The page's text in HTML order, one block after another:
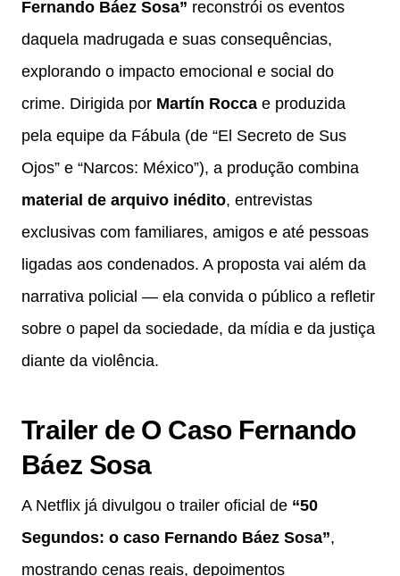
Fernando Báez Sosa” reconstrói os eventos
daquela madrugada e suas consequências,
explorando o impacto emocional e social do
crime. Dirigida por Martín Rocca e produzida
pela equipe da Fábula (de “El Secreto de Sus
Ojos” e “Narcos: México”), a produção combina
material de arquivo inédito, entrevistas
exclusivas com familiares, amigos e até pessoas
ligadas aos condenados. A proposta vai além da
narrativa policial — ela convida o público a refletir
sobre o papel da sociedade, da mídia e da justiça
diante da violência.
Trailer de O Caso Fernando
Báez Sosa
A Netflix já divulgou o trailer oficial de “50
Segundos: o caso Fernando Báez Sosa”,
mostrando cenas reais, depoimentos